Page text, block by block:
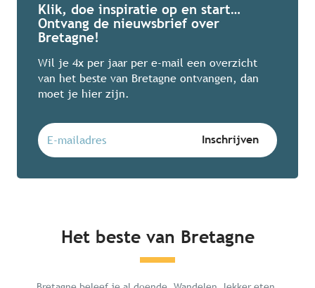
Klik, doe inspiratie op en start…
Ontvang de nieuwsbrief over
Bretagne!
Wil je 4x per jaar per e-mail een overzicht
van het beste van Bretagne ontvangen, dan
moet je hier zijn.
Het beste van Bretagne
Mégalithes du Morbihan